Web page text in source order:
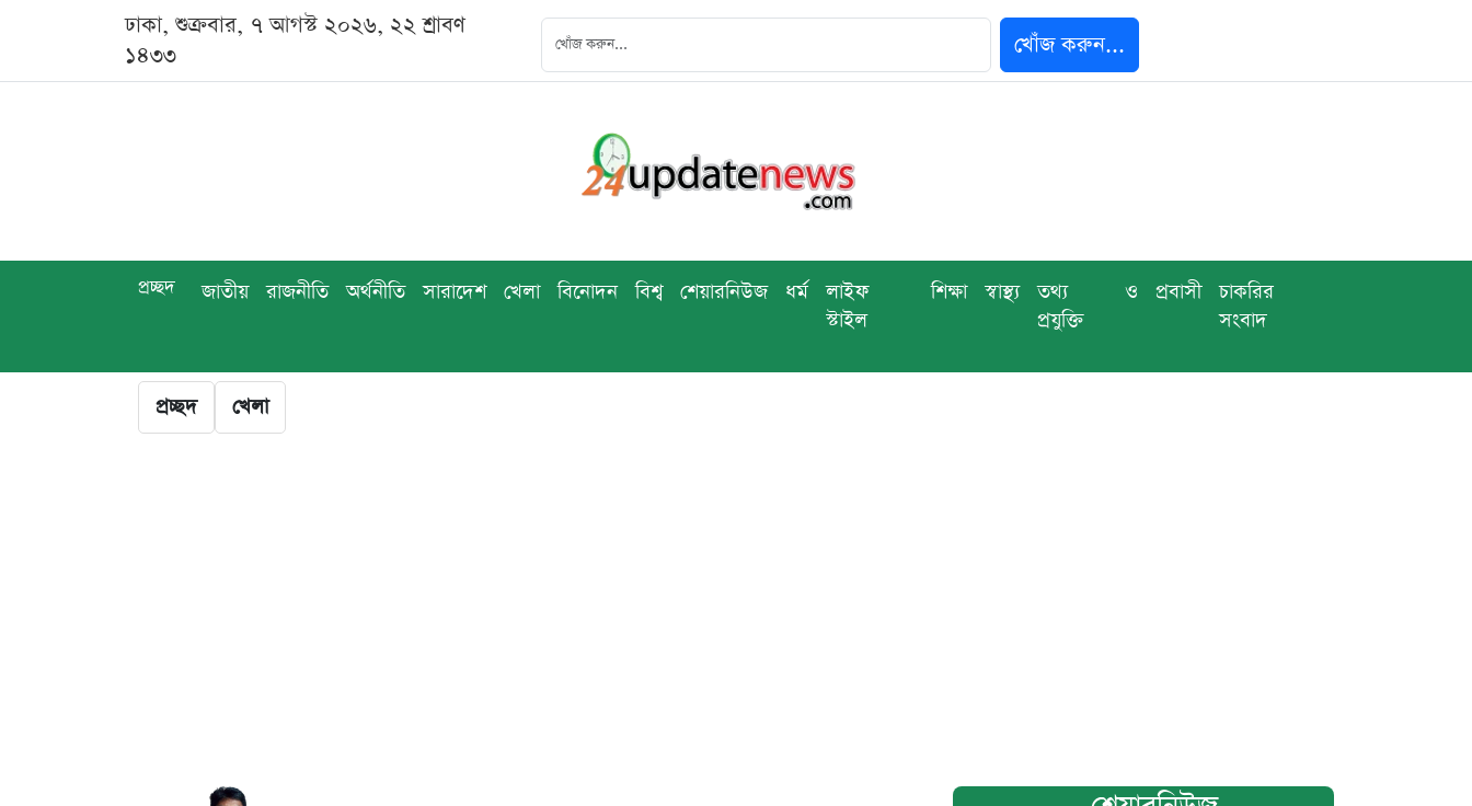
ঢাকা, শুক্রবার, ৭ আগস্ট ২০২৬, ২২ শ্রাবণ
১৪৩৩
খোঁজ করুন...
প্রচ্ছদ জাতীয় রাজনীতি অর্থনীতি সারাদেশ খেলা বিনোদন বিশ্ব শেয়ারনিউজ ধর্ম
লাইফ
স্টাইল
শিক্ষা স্বাস্থ্য
তথ্য ও
প্রযুক্তি
প্রবাসী
চাকরির
সংবাদ
প্রচ্ছদ খেলা